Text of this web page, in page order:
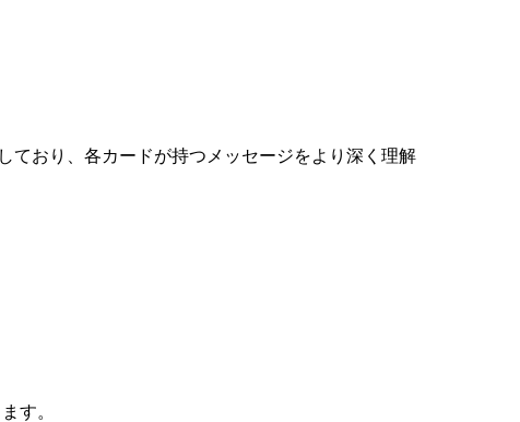
ており、各カードが持つメッセージをより深く理解
す。